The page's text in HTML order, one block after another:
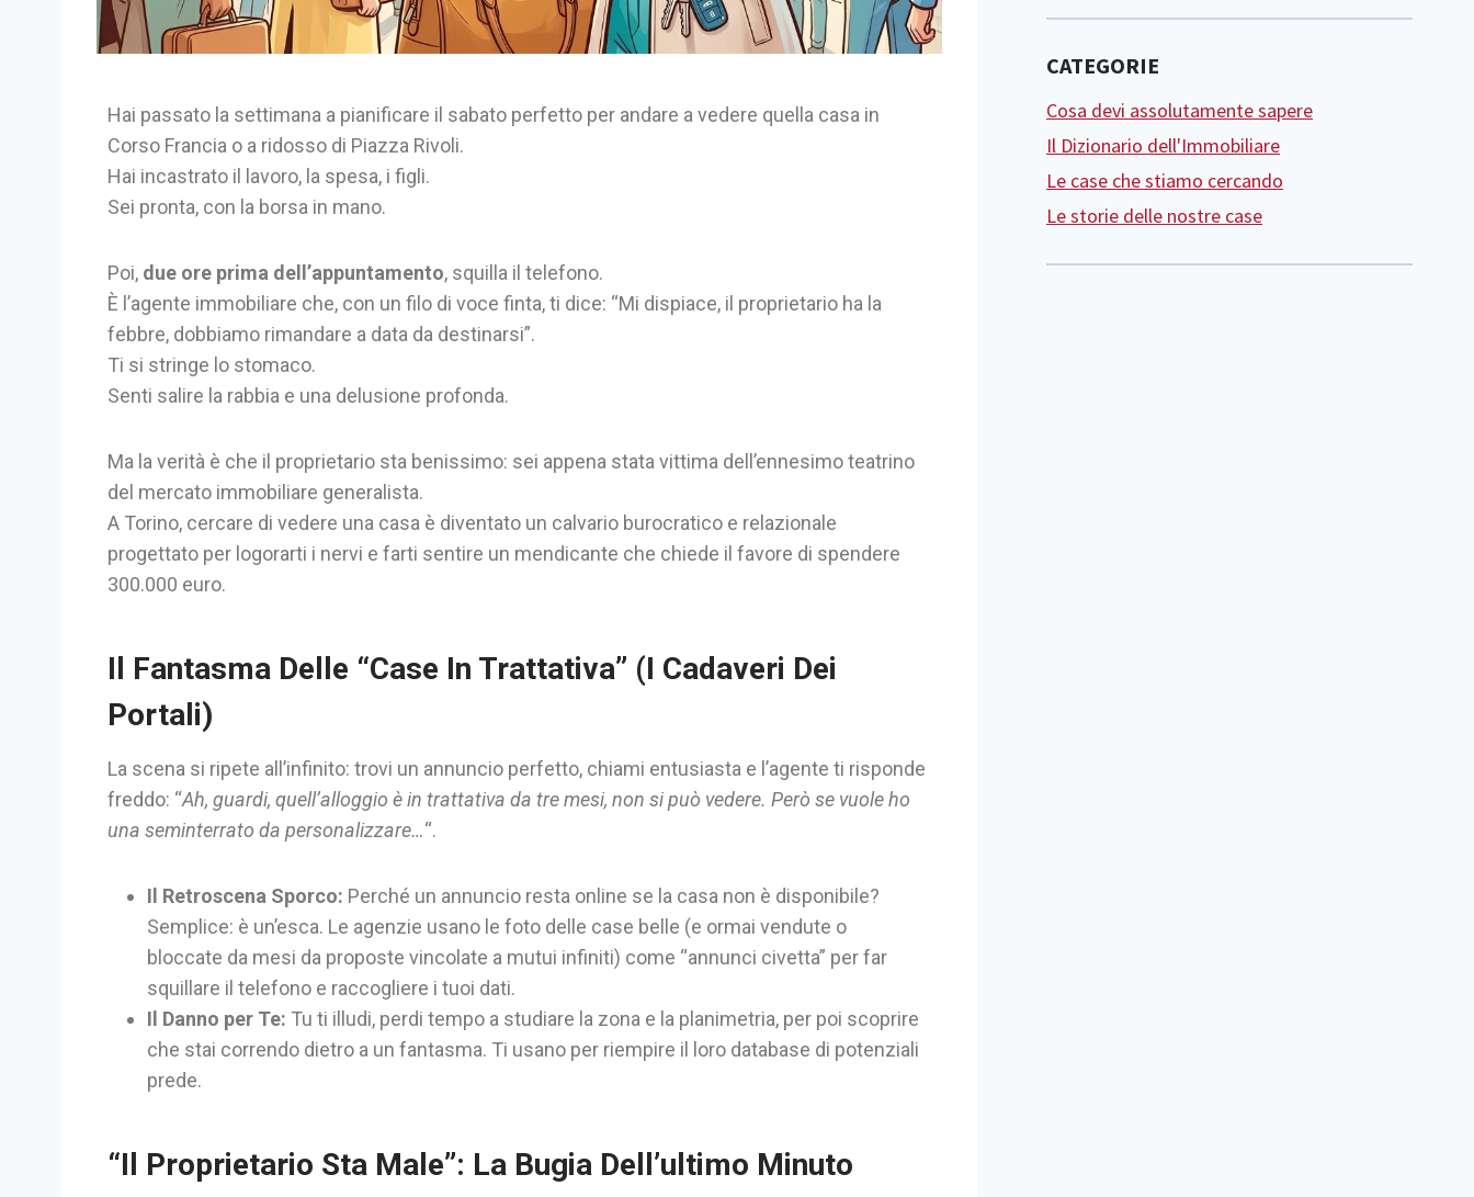
Hai passato la settimana a pianificare il sabato perfetto per andare a vedere quella casa in
Corso Francia o a ridosso di Piazza Rivoli.
Hai incastrato il lavoro, la spesa, i figli.
Sei pronta, con la borsa in mano.
Poi, due ore prima dell’appuntamento, squilla il telefono.
È l’agente immobiliare che, con un filo di voce finta, ti dice: “Mi dispiace, il proprietario ha la
febbre, dobbiamo rimandare a data da destinarsi”.
Ti si stringe lo stomaco.
Senti salire la rabbia e una delusione profonda.
Ma la verità è che il proprietario sta benissimo: sei appena stata vittima dell’ennesimo teatrino
del mercato immobiliare generalista.
A Torino, cercare di vedere una casa è diventato un calvario burocratico e relazionale
progettato per logorarti i nervi e farti sentire un mendicante che chiede il favore di spendere
300.000 euro.
Il Fantasma Delle “Case In Trattativa” (I Cadaveri Dei
Portali)
La scena si ripete all’infinito: trovi un annuncio perfetto, chiami entusiasta e l’agente ti risponde
freddo: “Ah, guardi, quell’alloggio è in trattativa da tre mesi, non si può vedere. Però se vuole ho
una seminterrato da personalizzare…“.
Il Retroscena Sporco: Perché un annuncio resta online se la casa non è disponibile?
Semplice: è un’esca. Le agenzie usano le foto delle case belle (e ormai vendute o
bloccate da mesi da proposte vincolate a mutui infiniti) come “annunci civetta” per far
squillare il telefono e raccogliere i tuoi dati.
Il Danno per Te: Tu ti illudi, perdi tempo a studiare la zona e la planimetria, per poi scoprire
che stai correndo dietro a un fantasma. Ti usano per riempire il loro database di potenziali
prede.
“Il Proprietario Sta Male”: La Bugia Dell’ultimo Minuto
CATEGORIE
Cosa devi assolutamente sapere
Il Dizionario dell'Immobiliare
Le case che stiamo cercando
Le storie delle nostre case